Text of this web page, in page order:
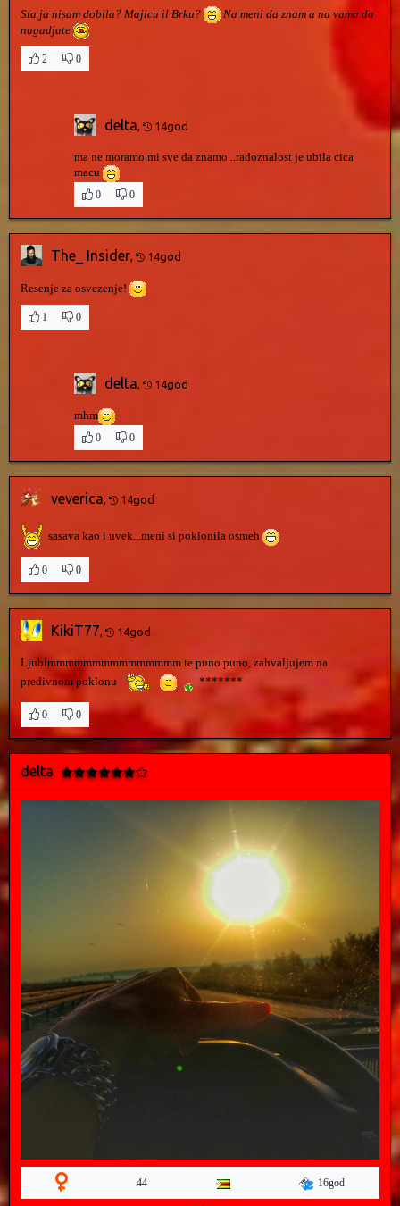
Sta ja nisam dobila? Majicu il Brku?
Na meni da znam a na vama da
nagadjate
2 0
delta 14god
ma ne moramo mi sve da znamo...radoznalost je ubila cica
macu
0
0
The_ Insider 14god
Resenje za osvezenje!
1 0
delta 14god
mhm
0
0
veverica 14god
sasava kao i uvek...meni si poklonila osmeh
0 0
KikiT77 14god
Ljubimmmmmmmmmmmmmmm te puno puno, zahvaljujem na
predivnom poklonu
*******
0 0
delta
44 16god